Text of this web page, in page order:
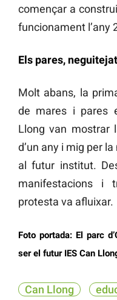
començar a
funcionament l’any
Els pares,
Molt abans, la
de mares i pares
Llong van mostrar
d’un any i mig per
al futur institut.
manifestacions i
protesta va afluixar.
Foto portada: El parc
ser el futur IES Can
Can Llong